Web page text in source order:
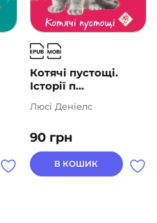
Котячі пустощі.
Історії п...
90 грн
Люсі Деніелс
В КОШИК